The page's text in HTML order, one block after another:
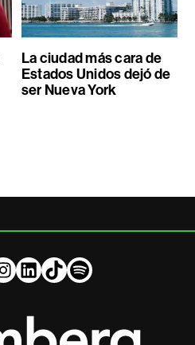
La ciudad más cara de
Estados Unidos dejó de
ser Nueva York